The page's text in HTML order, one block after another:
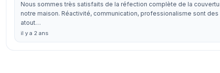
Nous sommes très satisfaits de la réfection complète de la
notre maison. Réactivité, communication, professionalisme sont des
atout…
il y a 2 ans